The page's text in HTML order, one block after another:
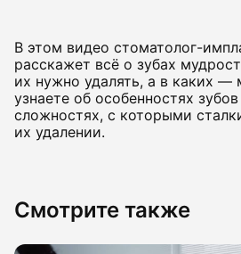
В этом видео стоматолог-
расскажет всё о зубах
их нужно удалять, а в каких —
узнаете об особенностях
сложностях, с которыми
их удалении.
Смотрите также